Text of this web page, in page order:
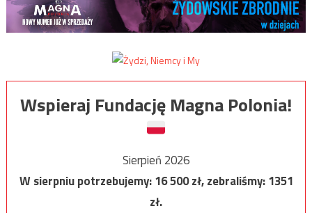
Wspieraj Fundację Magna Polonia!
Sierpień 2026
W sierpniu potrzebujemy:16 500zł, zebraliśmy:1351
zł.